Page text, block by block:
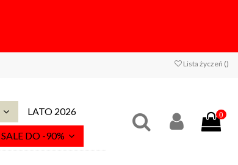
Lista życzeń ()
LATO 2026
SALE DO -90%
0